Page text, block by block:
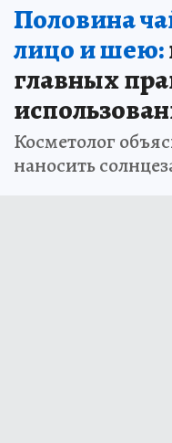
Половина
лицо и шею:
главных
Косметолог
наносить